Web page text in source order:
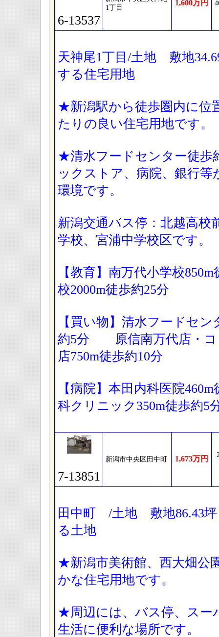
6-13537
1丁目
1,600万円
天神尾1丁目/土地 敷地
する住宅用地
★新潟駅から徒歩圏内に位
たりの良い住宅用地です。
★清水フードセンター徒歩
ックストア、病院、銀行
環境です。
新潟交通バス停：北越高
学校、宮浦中学校区です。
【教育】南万代小学校
校2000m徒歩約25分
【買い物】清水フードセ
約5分 原信南万代店・コ
店750m徒歩約10分
【病院】本田内科医院
科クリニック350m徒歩約5
7-13851
新潟市中央区田中町 1,673万円
田中町 /土地 敷地86.43
る土地
★新潟市美術館、西大畑公
かな住宅用地です。
★周辺には、バス停、スー
生活に便利な場所です。